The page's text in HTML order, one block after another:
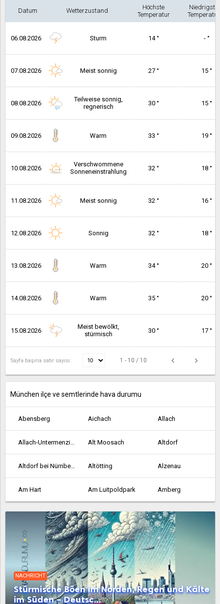
Datum Wetterzustand
Höchste
Temperatur
Niedrigste
Temperatur
06.08.2026 Sturm 14 ° - °
07.08.2026 Meist sonnig 27 ° 15 °
08.08.2026
Teilweise sonnig,
regnerisch
30 ° 15 °
09.08.2026 Warm 33 ° 19 °
10.08.2026
Verschwommene
Sonneneinstrahlung
32 ° 18 °
11.08.2026 Meist sonnig 32 ° 16 °
12.08.2026 Sonnig 32 ° 18 °
13.08.2026 Warm 34 ° 20 °
14.08.2026 Warm 35 ° 20 °
15.08.2026
Meist bewölkt,
stürmisch
30 ° 17 °
Sayfa başına satır sayısı: 1 - 10 / 10
München ilçe ve semtlerinde hava durumu
Abensberg Aichach Allach
Allach-Untermenzing Alt Moosach Altdorf
Altdorf bei Nürnberg Altötting Alzenau
Am Hart Am Luitpoldpark Amberg
Ansbach Aschaffenburg Au-Haidhausen
Aubing-Lochhausen-Langwied Aubing-Süd Augsburg
Bad Abbach Bad Aibling Bad Kissingen
Bad Neustadt an der Saale Bad Reichenhall Bamberg
NACHRICHT
Stürmische Böen im Norden, Regen und Kälte
im Süden – Deutsc...